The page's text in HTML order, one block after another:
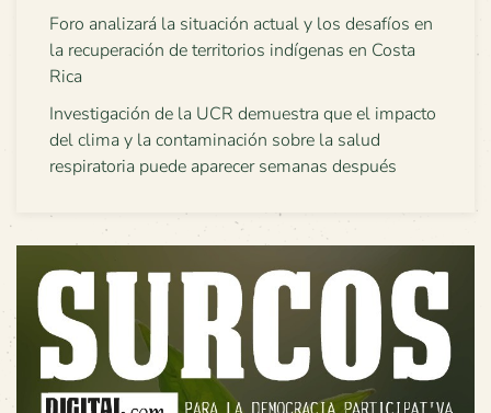
Foro analizará la situación actual y los desafíos en
la recuperación de territorios indígenas en Costa
Rica
Investigación de la UCR demuestra que el impacto
del clima y la contaminación sobre la salud
respiratoria puede aparecer semanas después